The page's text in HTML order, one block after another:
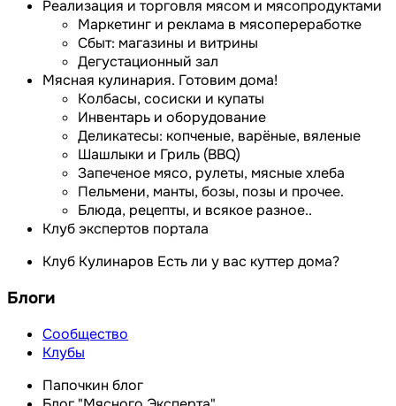
Реализация и торговля мясом и мясопродуктами
Маркетинг и реклама в мясопереработке
Сбыт: магазины и витрины
Дегустационный зал
Мясная кулинария. Готовим дома!
Колбасы, сосиски и купаты
Инвентарь и оборудование
Деликатесы: копченые, варёные, вяленые
Шашлыки и Гриль (BBQ)
Запеченое мясо, рулеты, мясные хлеба
Пельмени, манты, бозы, позы и прочее.
Блюда, рецепты, и всякое разное..
Клуб экспертов портала
Клуб Кулинаров Есть ли у вас куттер дома?
Блоги
Сообщество
Клубы
Папочкин блог